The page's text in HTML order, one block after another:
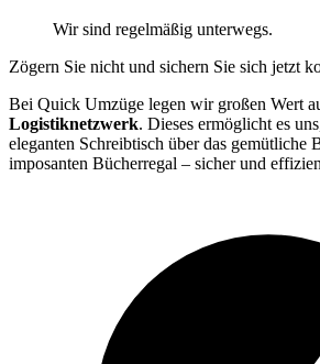
Wir sind regelmäßig unterwegs.
Zögern Sie nicht und sichern Sie sich jetzt
Bei Quick Umzüge legen wir großen Wert
Logistiknetzwerk. Dieses ermöglicht es
eleganten Schreibtisch über das gemütliche
imposanten Bücherregal – sicher und